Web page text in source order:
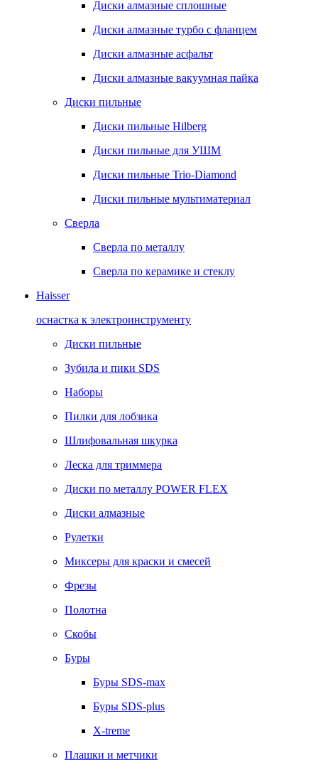
Диски алмазные сплошные
Диски алмазные турбо с фланцем
Диски алмазные асфальт
Диски алмазные вакуумная пайка
Диски пильные
Диски пильные Hilberg
Диски пильные для УШМ
Диски пильные Trio-Diamond
Диски пильные мультиматериал
Сверла
Сверла по металлу
Сверла по керамике и стеклу
Haisser
оснастка к электроинструменту
Диски пильные
Зубила и пики SDS
Наборы
Пилки для лобзика
Шлифовальная шкурка
Леска для триммера
Диски по металлу POWER FLEX
Диски алмазные
Рулетки
Миксеры для краски и смесей
Фрезы
Полотна
Скобы
Буры
Буры SDS-max
Буры SDS-plus
X-treme
Плашки и метчики